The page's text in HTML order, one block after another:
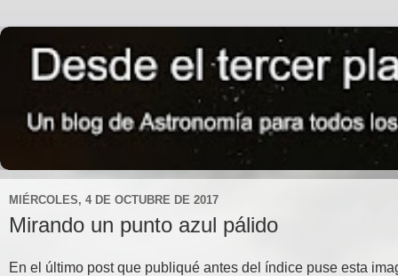
MIÉRCOLES, 4 DE OCTUBRE DE 2017
Mirando un punto azul pálido
En el último post que publiqué antes del índice puse esta